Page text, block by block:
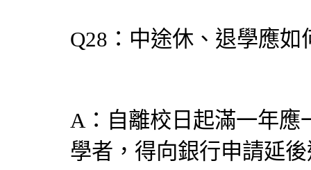
Q28：中途休、退學應如
A：自離校日起滿一年應
學者，得向銀行申請延